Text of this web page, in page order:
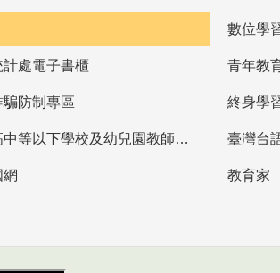
數位學
計處電子書櫃 青年教
防制專區 終身學
教育部高中等以下學校及幼兒園教師資格檢定考試 臺灣台
網 教育家